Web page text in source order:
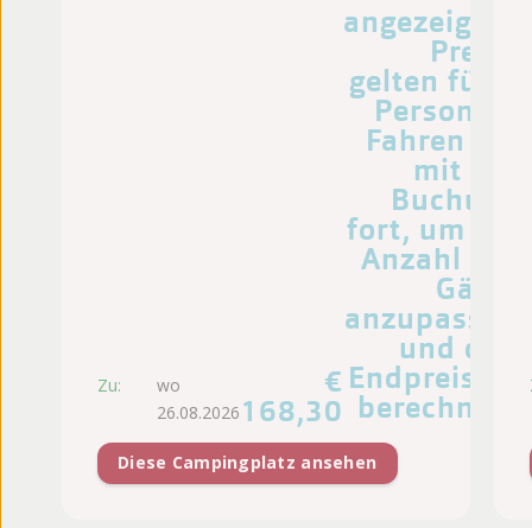
Zu:
wo
26.08.2026
€
168,30
angezeigten
Preise
gelten für 2
Personen.
Fahren Sie
mit der
Buchung
fort, um die
Anzahl der
Gäste
anzupassen
und den
Endpreis zu
berechnen.
Diese Campingplatz ansehen